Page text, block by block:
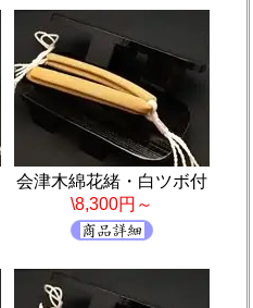
会津木綿花緒・白ツボ付
\8,300円～